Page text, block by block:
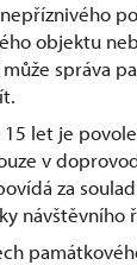
objektu
správa
let je
v
za
návštěvního